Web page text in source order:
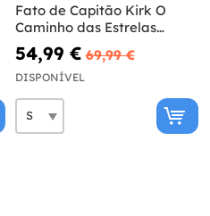
Fato de Capitão Kirk O
Caminho das Estrelas
Grand Heritage para
adulto
54,99 € 69,99 €
DISPONÍVEL